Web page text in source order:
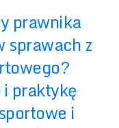
prawnika
sprawach z
praktykę
i